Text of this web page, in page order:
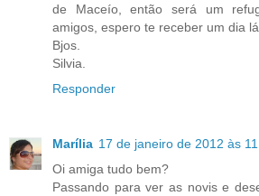
de Maceío, então será um
amigos, espero te receber um dia lá.
Bjos.
Silvia.
Responder
Marília 17 de janeiro de 2012 às
Oi amiga tudo bem?
Passando para ver as novis e